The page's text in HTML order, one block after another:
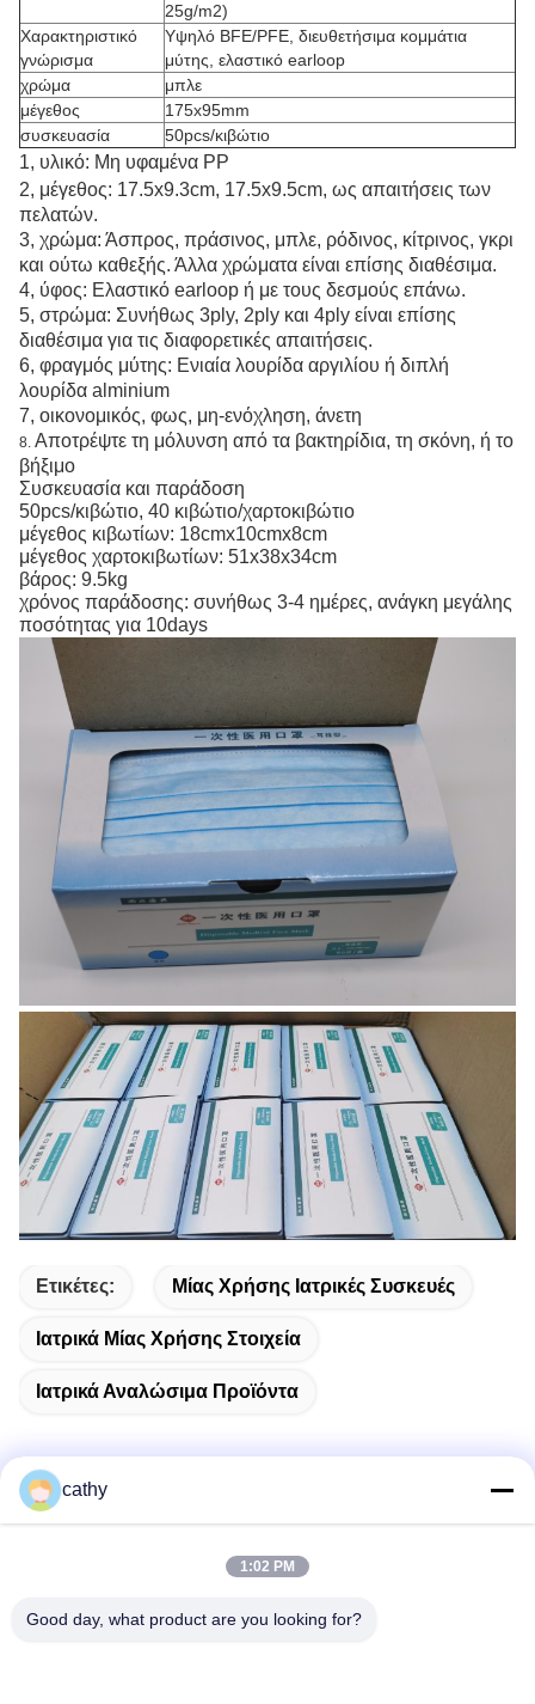
25g/m2)
Χαρακτηριστικό
γνώρισμα
Υψηλό BFE/PFE, διευθετήσιμα κομμάτια
μύτης, ελαστικό earloop
χρώμα
μπλε
μέγεθος
175x95mm
συσκευασία
50pcs/κιβώτιο
1, υλικό: Μη υφαμένα PP
2, μέγεθος: 17.5x9.3cm, 17.5x9.5cm, ως απαιτήσεις των
πελατών.
3, χρώμα: Άσπρος, πράσινος, μπλε, ρόδινος, κίτρινος, γκρι
και ούτω καθεξής. Άλλα χρώματα είναι επίσης διαθέσιμα.
4, ύφος: Ελαστικό earloop ή με τους δεσμούς επάνω.
5, στρώμα: Συνήθως 3ply, 2ply και 4ply είναι επίσης
διαθέσιμα για τις διαφορετικές απαιτήσεις.
6, φραγμός μύτης: Ενιαία λουρίδα αργιλίου ή διπλή
λουρίδα alminium
7, οικονομικός, φως, μη-ενόχληση, άνετη
8. Αποτρέψτε τη μόλυνση από τα βακτηρίδια, τη σκόνη, ή το
βήξιμο
Συσκευασία και παράδοση
50pcs/κιβώτιο, 40 κιβώτιο/χαρτοκιβώτιο
μέγεθος κιβωτίων: 18cmx10cmx8cm
μέγεθος χαρτοκιβωτίων: 51x38x34cm
βάρος: 9.5kg
χρόνος παράδοσης: συνήθως 3-4 ημέρες, ανάγκη μεγάλης
ποσότητας για 10days
Ετικέτες: Μίας Χρήσης Ιατρικές Συσκευές
Ιατρικά Μίας Χρήσης Στοιχεία
Ιατρικά Αναλώσιμα Προϊόντα
4ος-5ος όροφος, κτίριο 3,19 North Danzi Road, οδός
cathy
1:02 PM
Good day, what product are you looking for?